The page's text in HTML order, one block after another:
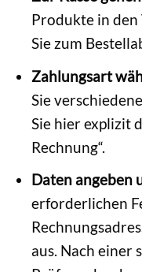
Produkte in
Sie zum
Zahlungsart
Sie
Sie hier explizit
Rechnung“.
Daten angeben
erforderlichen
aus. Nach einer